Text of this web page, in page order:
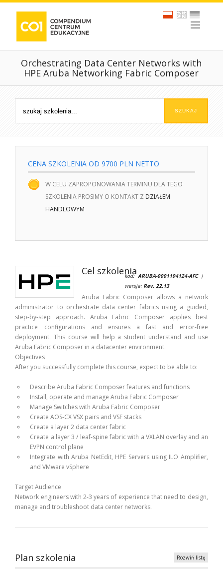
Orchestrating Data Center Networks with
HPE Aruba Networking Fabric Composer
CENA SZKOLENIA OD 9700 PLN NETTO
W CELU ZAPROPONOWANIA TERMINU DLA TEGO
SZKOLENIA PROSIMY O KONTAKT Z DZIAŁEM
HANDLOWYM
Cel szkolenia
kod: ARUBA-0001194124-AFC|
wersja: Rev. 22.13
Aruba Fabric Composer allows a network
administrator to orchestrate data center fabrics using a guided,
step-by-step approach. Aruba Fabric Composer applies best
practice configurations and ensures a fast and error-free
deployment. This course will help a student understand and use
Aruba Fabric Composer in a datacenter environment.
Objectives
After you successfully complete this course, expect to be able to:
Describe Aruba Fabric Composer features and functions
Install, operate and manage Aruba Fabric Composer
Manage Switches with Aruba Fabric Composer
Create AOS-CX VSX pairs and VSF stacks
Create a layer 2 data center fabric
Create a layer 3 / leaf-spine fabric with a VXLAN overlay and an
EVPN control plane
Integrate with Aruba NetEdit, HPE Servers using ILO Amplifier,
and VMware vSphere
Target Audience
Network engineers with 2-3 years of experience that need to design,
manage and troubleshoot data center networks.
Plan szkolenia Rozwiń listę